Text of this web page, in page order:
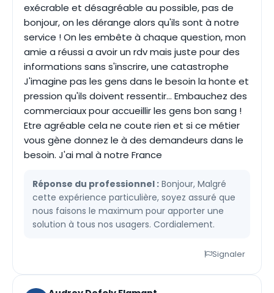
exécrable et désagréable au possible, pas de
bonjour, on les dérange alors qu'ils sont à notre
service ! On les embête à chaque question, mon
amie a réussi a avoir un rdv mais juste pour des
informations sans s'inscrire, une catastrophe
J'imagine pas les gens dans le besoin la honte et
pression qu'ils doivent ressentir... Embauchez des
commerciaux pour accueillir les gens bon sang !
Etre agréable cela ne coute rien et si ce métier
vous gène donnez le à des demandeurs dans le
besoin. J'ai mal à notre France
Réponse du professionnel : Bonjour, Malgré
cette expérience particulière, soyez assuré que
nous faisons le maximum pour apporter une
solution à tous nos usagers. Cordialement.
Signaler